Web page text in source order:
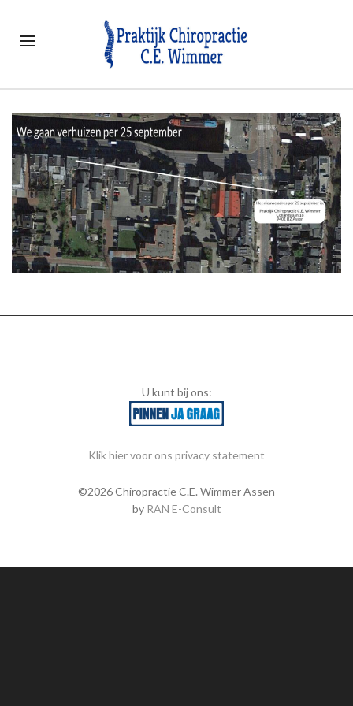
U kunt bij ons:
Klik hier voor ons privacy statement
©2026 Chiropractie C.E. Wimmer Assen
by RAN E-Consult